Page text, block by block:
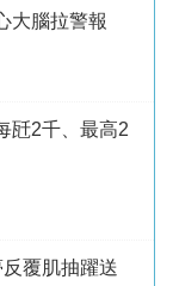
大腦拉警報
瓩2千、最高2
覆肌抽躍送